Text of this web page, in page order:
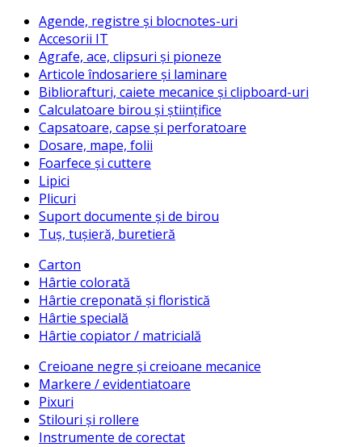
Agende, registre și blocnotes-uri
Accesorii IT
Agrafe, ace, clipsuri și pioneze
Articole îndosariere și laminare
Bibliorafturi, caiete mecanice și clipboard-uri
Calculatoare birou și științifice
Capsatoare, capse și perforatoare
Dosare, mape, folii
Foarfece și cuttere
Lipici
Plicuri
Suport documente și de birou
Tuș, tușieră, buretieră
Carton
Hârtie colorată
Hârtie creponată și floristică
Hârtie specială
Hârtie copiator / matricială
Creioane negre și creioane mecanice
Markere / evidentiatoare
Pixuri
Stilouri și rollere
Instrumente de corectat